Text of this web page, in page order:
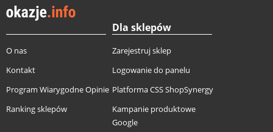
O nas
Kontakt
Program Wiarygodne Opinie
Ranking sklepów
Dla sklepów
Zarejestruj sklep
Logowanie do panelu
Platforma CSS ShopSynergy
Kampanie produktowe
Google